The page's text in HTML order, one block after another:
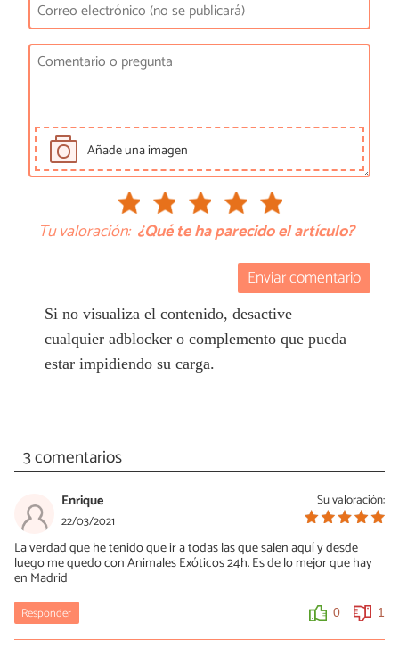
Añade una imagen
Tu valoración: ¿Qué te ha parecido el artículo?
Enviar comentario
Si no visualiza el contenido, desactive
cualquier adblocker o complemento que pueda
estar impidiendo su carga.
3 comentarios
Su valoración:
Enrique
22/03/2021
La verdad que he tenido que ir a todas las que salen aquí y desde
luego me quedo con Animales Exóticos 24h. Es de lo mejor que hay
en Madrid
Responder 0 1